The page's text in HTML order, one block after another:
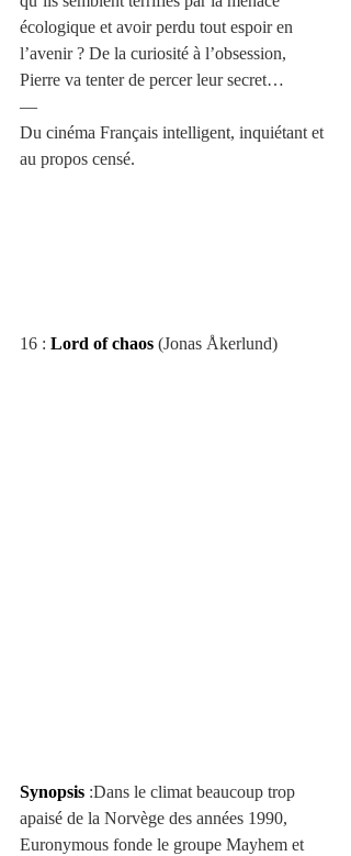
écologique et avoir perdu tout espoir en
l’avenir ? De la curiosité à l’obsession,
Pierre va tenter de percer leur secret…
—
Du cinéma Français intelligent, inquiétant et
au propos censé.
16 : Lord of chaos (Jonas Åkerlund)
Synopsis :Dans le climat beaucoup trop
apaisé de la Norvège des années 1990,
Euronymous fonde le groupe Mayhem et